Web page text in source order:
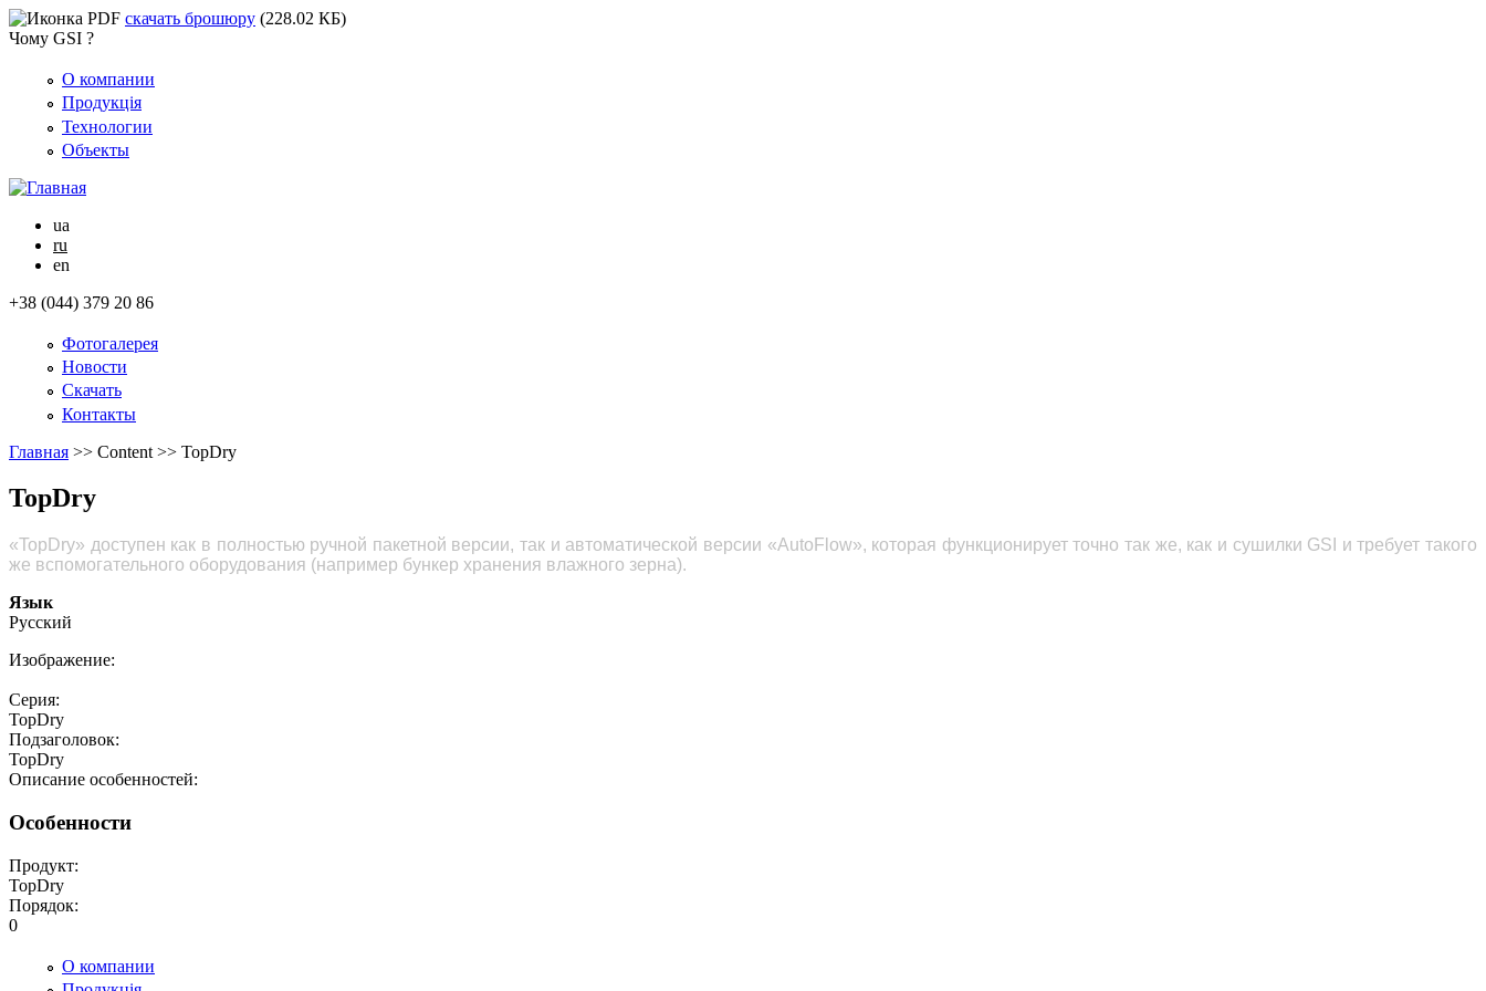
скачать брошюру (228.02 КБ)
Чому GSI ?
О компании
Продукція
Технологии
Объекты
ua
ru
en
+38 (044) 379 20 86
Фотогалерея
Новости
Скачать
Контакты
Главная >> Content >> TopDry
TopDry
«TopDry» доступен как в полностью ручной пакетной версии, так и автоматической версии «AutoFlow», которая функционирует точно так же, как и сушилки GSI и требует такого
же вспомогательного оборудования (например бункер хранения влажного зерна).
Язык
Русский
Изображение:
Серия:
TopDry
Подзаголовок:
TopDry
Описание особенностей:
Особенности
Продукт:
TopDry
Порядок:
0
О компании